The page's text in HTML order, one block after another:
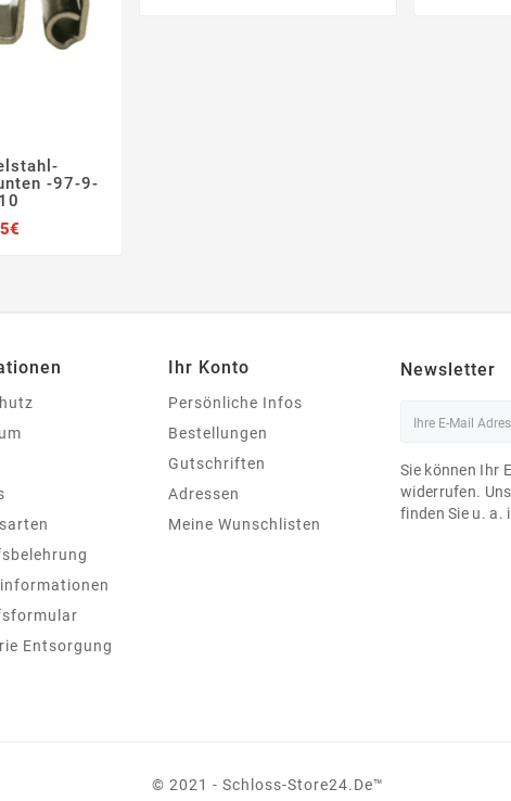
 
-97-9-
Preis
Entsorgung
Ihr Konto
Persönliche Infos
Bestellungen
Gutschriften
Adressen
Meine Wunschlisten
Newsletter
Sie können Ihr
widerrufen.
finden Sie u. a.
© 2021 - Schloss-Store24.de™